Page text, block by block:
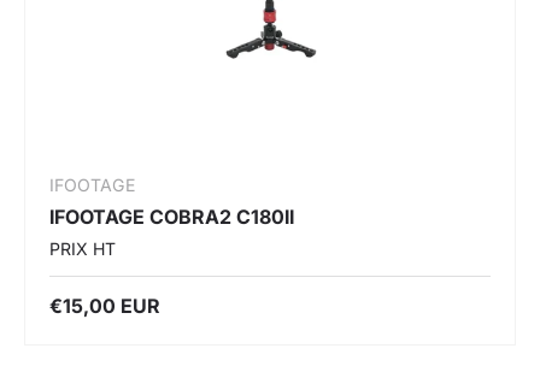
IFOOTAGE
IFOOTAGE COBRA2 C180II
PRIX HT
€15,00 EUR